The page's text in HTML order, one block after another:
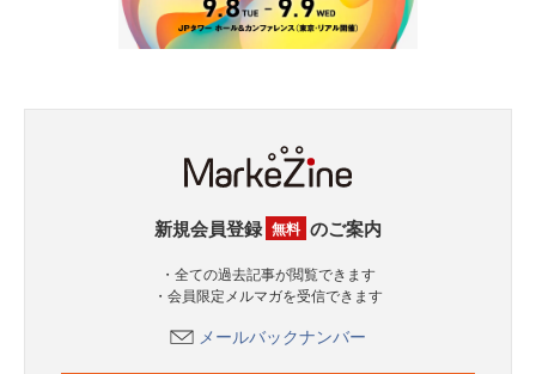
新規会員登録 無料 のご案内
・全ての過去記事が閲覧できます
・会員限定メルマガを受信できます
メールバックナンバー